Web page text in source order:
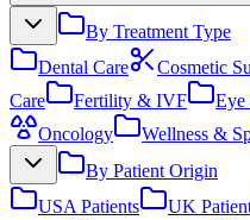
By Treatment Type
Dental Care
Cosmetic
Care
Fertility & IVF
Oncology
Wellness &
By Patient Origin
USA Patients
UK